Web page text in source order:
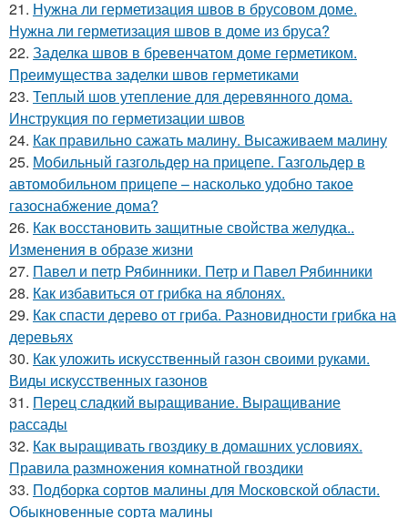
21. Нужна ли герметизация швов в брусовом доме.
Нужна ли герметизация швов в доме из бруса?
22. Заделка швов в бревенчатом доме герметиком.
Преимущества заделки швов герметиками
23. Теплый шов утепление для деревянного дома.
Инструкция по герметизации швов
24. Как правильно сажать малину. Высаживаем малину
25. Мобильный газгольдер на прицепе. Газгольдер в
автомобильном прицепе – насколько удобно такое
газоснабжение дома?
26. Как восстановить защитные свойства желудка..
Изменения в образе жизни
27. Павел и петр Рябинники. Петр и Павел Рябинники
28. Как избавиться от грибка на яблонях.
29. Как спасти дерево от гриба. Разновидности грибка на
деревьях
30. Как уложить искусственный газон своими руками.
Виды искусственных газонов
31. Перец сладкий выращивание. Выращивание
рассады
32. Как выращивать гвоздику в домашних условиях.
Правила размножения комнатной гвоздики
33. Подборка сортов малины для Московской области.
Обыкновенные сорта малины